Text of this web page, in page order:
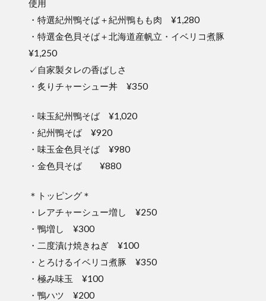
使用
・特選紀州鴨そば＋紀州鴨もも肉 ¥1,280
・特選金色貝そば＋北海道産帆立・イベリコ煮豚
¥1,250
✓自家製タレの香ばしさ
・炙りチャーシュー丼 ¥350
・味玉紀州鴨そば ¥1,020
・紀州鴨そば ¥920
・味玉金色貝そば ¥980
・金色貝そば ¥880
＊トッピング＊
・レアチャーシュー増し ¥250
・鴨増し ¥300
・二度漬け焼きねぎ ¥100
・とろけるイベリコ煮豚 ¥350
・極み味玉 ¥100
・鴨ハツ ¥200